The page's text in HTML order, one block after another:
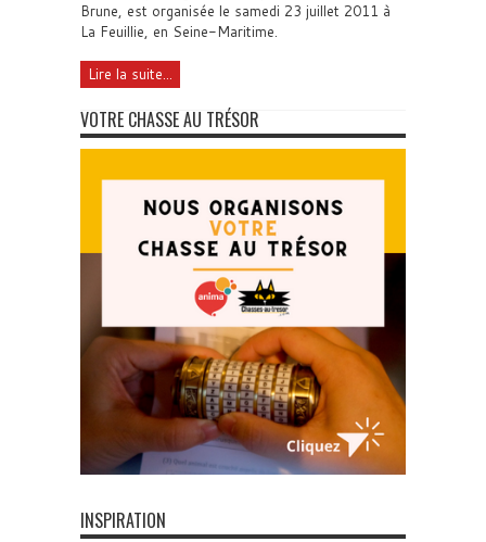
Brune, est organisée le samedi 23 juillet 2011 à
La Feuillie, en Seine-Maritime.
Lire la suite...
VOTRE CHASSE AU TRÉSOR
INSPIRATION